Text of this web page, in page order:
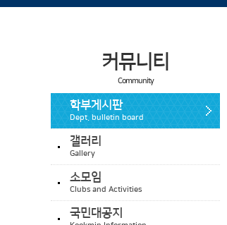
커뮤니티
Community
학부게시판
Dept. bulletin board
갤러리
Gallery
소모임
Clubs and Activities
국민대공지